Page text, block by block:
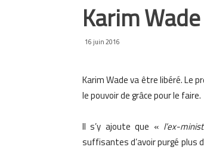
Karim
16 juin 2016
Karim Wade va être libéré. Le
le pouvoir de grâce pour le faire.
Il s’y ajoute que « l’ex-
suffisantes d’avoir purgé plus